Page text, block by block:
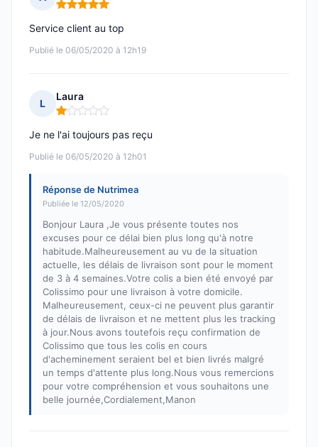
Note : 5 sur 5
Publié le 06/05/2020 à 12h19
Service client au top
L
Laura
Note : 1 sur 5
Publié le 06/05/2020 à 12h01
Je ne l'ai toujours pas reçu
Réponse de Nutrimea
Publiée le 12/05/2020
Bonjour Laura ,Je vous présente toutes nos
excuses pour ce délai bien plus long qu'à notre
habitude.Malheureusement au vu de la situation
actuelle, les délais de livraison sont pour le moment
de 3 à 4 semaines.Votre colis a bien été envoyé par
Colissimo pour une livraison à votre domicile.
Malheureusement, ceux-ci ne peuvent plus garantir
de délais de livraison et ne mettent plus les tracking
à jour.Nous avons toutefois reçu confirmation de
Colissimo que tous les colis en cours
d'acheminement seraient bel et bien livrés malgré
un temps d'attente plus long.Nous vous remercions
pour votre compréhension et vous souhaitons une
belle journée,Cordialement,Manon